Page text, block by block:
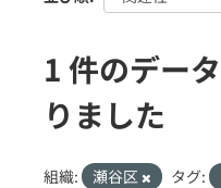
1 件のデー
りました
組織: 瀬谷区 タグ: